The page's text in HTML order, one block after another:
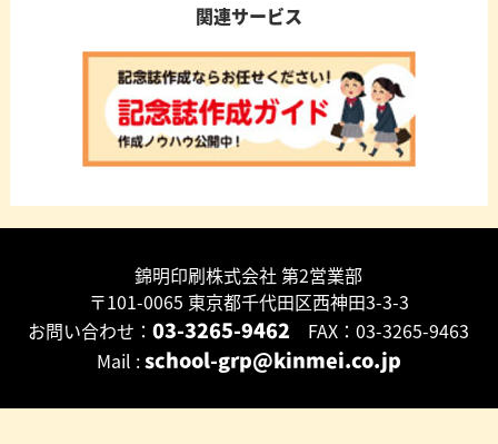
関連サービス
錦明印刷株式会社 第2営業部
〒101-0065 東京都千代田区西神田3-3-3
お問い合わせ：03-3265-9462 FAX：03-3265-9463
Mail :school-grp@kinmei.co.jp